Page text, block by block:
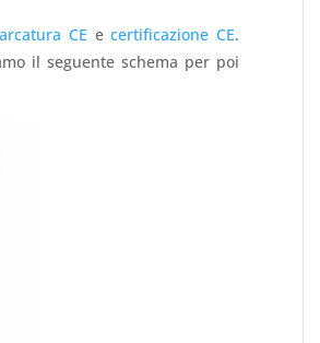
CE ecertificazione CE.
il seguente schema per poi